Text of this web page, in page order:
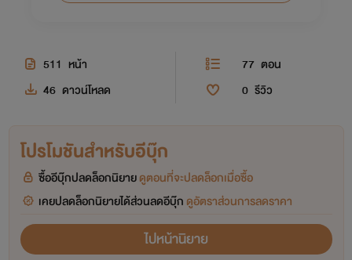
511 หน้า 77 ตอน
46 ดาวน์โหลด 0 รีวิว
โปรโมชันสำหรับอีบุ๊ก
ซื้ออีบุ๊กปลดล็อกนิยายดูตอนที่จะปลดล็อกเมื่อซื้อ
เคยปลดล็อกนิยายได้ส่วนลดอีบุ๊ก ดูอัตราส่วนการลดราคา
ไปหน้านิยาย